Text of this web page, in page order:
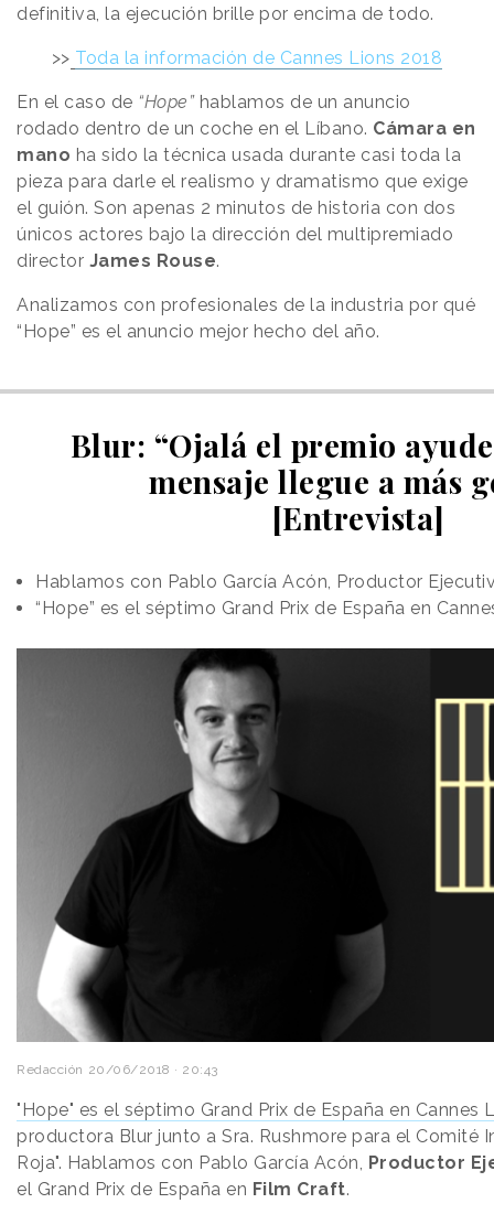
definitiva, la ejecución brille por encima de todo.
>> Toda la información de Cannes Lions 2018
En el caso de “Hope” hablamos de un anuncio
rodado dentro de un coche en el Líbano. Cámara en
mano ha sido la técnica usada durante casi toda la
pieza para darle el realismo y dramatismo que exige
el guión. Son apenas 2 minutos de historia con dos
únicos actores bajo la dirección del multipremiado
director James Rouse.
Analizamos con profesionales de la industria por qué
“Hope” es el anuncio mejor hecho del año.
Blur: “Ojalá el premio
mensaje llegue a más
[Entrevista]
Hablamos con Pablo García Acón, Productor
“Hope” es el séptimo Grand Prix de España en
Redacción 20/06/2018 · 20:43
"Hope" es el séptimo Grand Prix de España en Cannes
productora Blur junto a Sra. Rushmore para el Comité
Roja". Hablamos con Pablo García Acón, Productor
el Grand Prix de España en Film Craft.